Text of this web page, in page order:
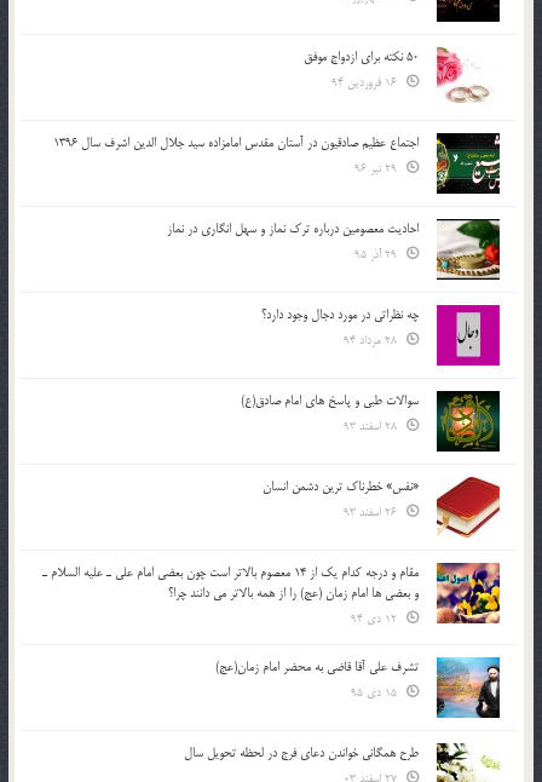
50 نکته برای ازدواج موفق
اجتماع عظیم صادقیون در آستان مقدس امامزاده سید جلال الدین اشرف سال 1396
احادیث معصومین درباره ترک نماز و سهل انگاری در نماز
چه نظراتی در مورد دجال وجود دارد؟
سوالات طبی و پاسخ های امام صادق(ع)
«نفس» خطرناک ترین دشمن انسان
مقام و درجه كدام يك از 14 معصوم بالاتر است چون بعضي امام علي ـ عليه السلام ـ
و بعضي ها امام زمان (عج) را از همه بالاتر مي دانند چرا؟
تشرف علي آقا قاضي به محضر امام زمان(عج)
طرح همگانی خواندن دعای فرج در لحظه تحویل سال